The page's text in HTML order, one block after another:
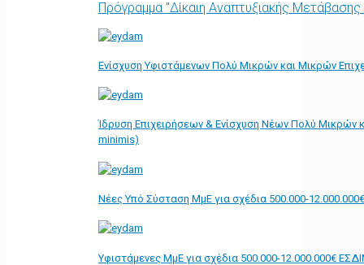
Πρόγραμμα "Δίκαιη Αναπτυξιακής
Ενίσχυση Υφιστάμενων Πολύ Μικρών και Μικρών
Ίδρυση Επιχειρήσεων & Ενίσχυση Νέων Πολύ Μικρών
minimis)
Νέες Υπό Σύσταση ΜμΕ για σχέδια 500.000-
Υφιστάμενες ΜμΕ για σχέδια 500.000-12.000.000€